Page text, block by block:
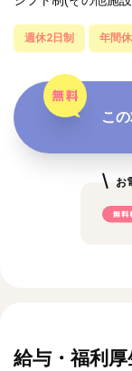
週休2日制 年間
こ
お
給与・福利厚